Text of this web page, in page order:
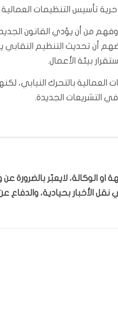
تأسيس التنظيمات العمالية
من أن يؤدي القانون الجديد
أن تحديث التنظيم
بيئة الأعمال.
العمالية بالتحرك
التشريعات الجديدة.
او الوكالة، لايعبّر
الأخبار بحيادية، والدفاع